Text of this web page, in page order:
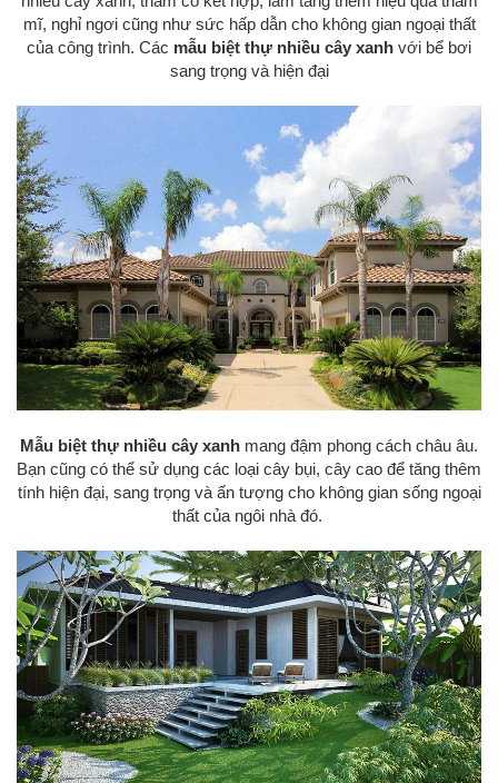
mĩ, nghỉ ngơi cũng như sức hấp dẫn cho không gian ngoại thất
của công trình. Các mẫu biệt thự nhiều cây xanh với bể bơi
sang trọng và hiện đại
Mẫu biệt thự nhiều cây xanh mang đậm phong cách châu âu.
Bạn cũng có thể sử dụng các loại cây bụi, cây cao để tăng thêm
tính hiện đại, sang trọng và ấn tượng cho không gian sống ngoại
thất của ngôi nhà đó.